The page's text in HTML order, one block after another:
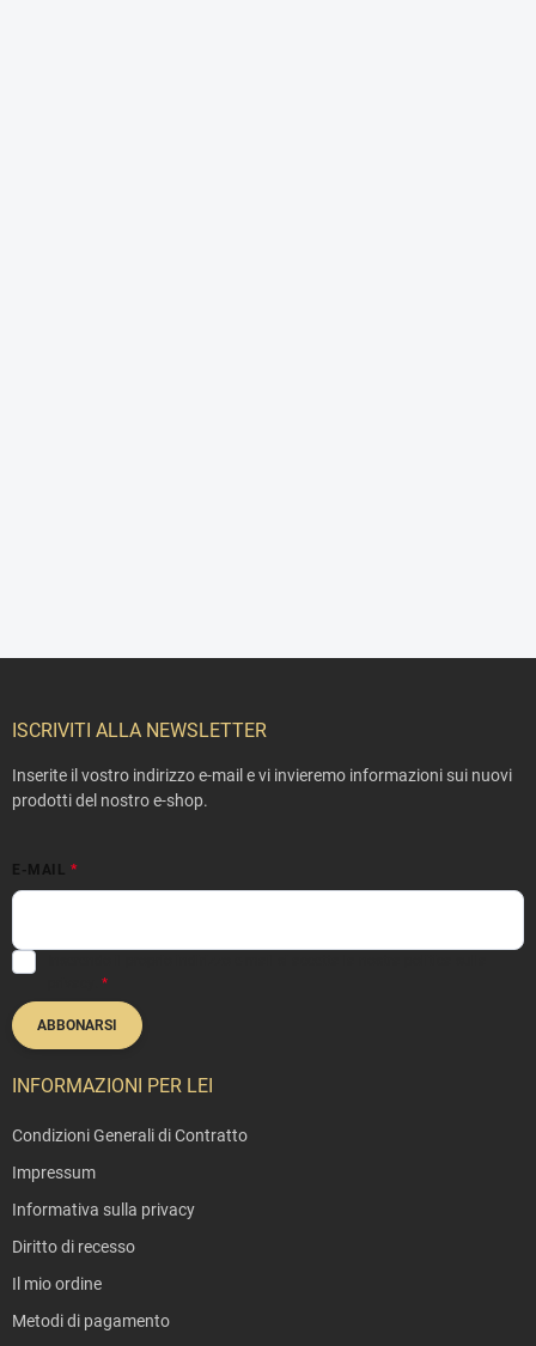
ISCRIVITI ALLA NEWSLETTER
Inserite il vostro indirizzo e-mail e vi invieremo informazioni sui nuovi
prodotti del nostro e-shop.
E-MAIL
ABBONARSI
INFORMAZIONI PER LEI
Condizioni Generali di Contratto
Impressum
Informativa sulla privacy
Diritto di recesso
Il mio ordine
Metodi di pagamento